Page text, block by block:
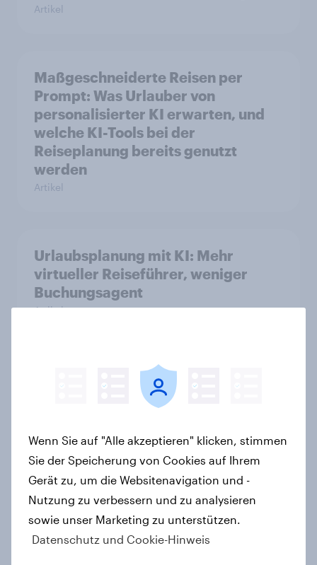
Artikel
Maßgeschneiderte Reisen per
Prompt: Was Urlauber von
personalisierter KI erwarten, und
welche KI-Tools bei der
Reiseplanung bereits genutzt
werden
Artikel
Urlaubsplanung mit KI: Mehr
virtueller Reiseführer, weniger
Buchungsagent
Artikel
Natururlaub mit Anspruch: So viel
Komfort erwarten deutsche
Zu gute Werbung? Wie Deutsche im
Jahr 2026 personalisierte Werbung
wahrnehmen
Wenn Sie auf "Alle akzeptieren" klicken, stimmen
Sie der Speicherung von Cookies auf Ihrem
Gerät zu, um die Websitenavigation und -
Nutzung zu verbessern und zu analysieren
sowie unser Marketing zu unterstützen.
Datenschutz und Cookie-Hinweis